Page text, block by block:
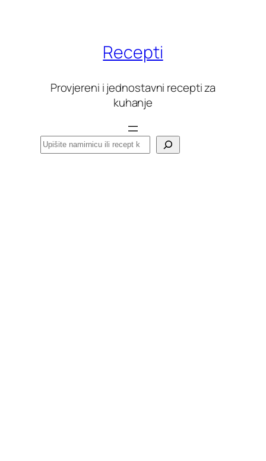
Recepti
Provjereni i jednostavni recepti za
kuhanje
Pretraga